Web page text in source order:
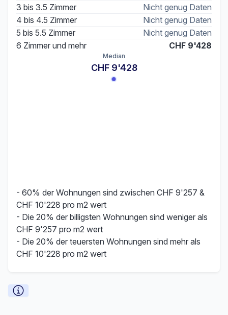
3 bis 3.5 Zimmer
Nicht genug Daten
4 bis 4.5 Zimmer
Nicht genug Daten
5 bis 5.5 Zimmer
Nicht genug Daten
6 Zimmer und mehr
CHF 9'428
Median
CHF 9'428
- 60% der Wohnungen sind zwischen CHF 9'257 &
CHF 10'228 pro m2 wert
- Die 20% der billigsten Wohnungen sind weniger als
CHF 9'257 pro m2 wert
- Die 20% der teuersten Wohnungen sind mehr als
CHF 10'228 pro m2 wert